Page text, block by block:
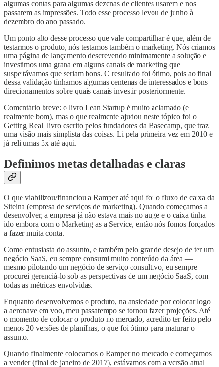
algumas contas para algumas dezenas de clientes usarem e nos
passarem as impressões. Todo esse processo levou de junho à
dezembro do ano passado.
Um ponto alto desse processo que vale compartilhar é que, além de
testarmos o produto, nós testamos também o marketing. Nós criamos
uma página de lançamento descrevendo minimamente a solução e
investimos uma grana em alguns canais de marketing que
suspeitávamos que seriam bons. O resultado foi ótimo, pois ao final
dessa validação tínhamos algumas centenas de interessados e bons
direcionamentos sobre quais canais investir posteriormente.
Comentário breve: o livro Lean Startup é muito aclamado (e
realmente bom), mas o que realmente ajudou neste tópico foi o
Getting Real, livro escrito pelos fundadores da Basecamp, que traz
uma visão mais simplista das coisas. Li pela primeira vez em 2010 e
já reli umas 3x até aqui.
Definimos metas detalhadas e claras
O que viabilizou/financiou a Ramper até aqui foi o fluxo de caixa da
Siteina (empresa de serviços de marketing). Quando começamos a
desenvolver, a empresa já não estava mais no auge e o caixa tinha
ido embora com o Marketing as a Service, então nós fomos forçados
a fazer muita conta.
Como entusiasta do assunto, e também pelo grande desejo de ter um
negócio SaaS, eu sempre consumi muito conteúdo da área —
mesmo pilotando um negócio de serviço consultivo, eu sempre
procurei gerenciá-lo sob as perspectivas de um negócio SaaS, com
todas as métricas envolvidas.
Enquanto desenvolvemos o produto, na ansiedade por colocar logo
a aeronave em voo, meu passatempo se tornou fazer projeções. Até
o momento de colocar o produto no mercado, acredito ter feito pelo
menos 20 versões de planilhas, o que foi ótimo para maturar o
assunto.
Quando finalmente colocamos o Ramper no mercado e começamos
a vender (final de janeiro de 2017), estávamos com a versão atual